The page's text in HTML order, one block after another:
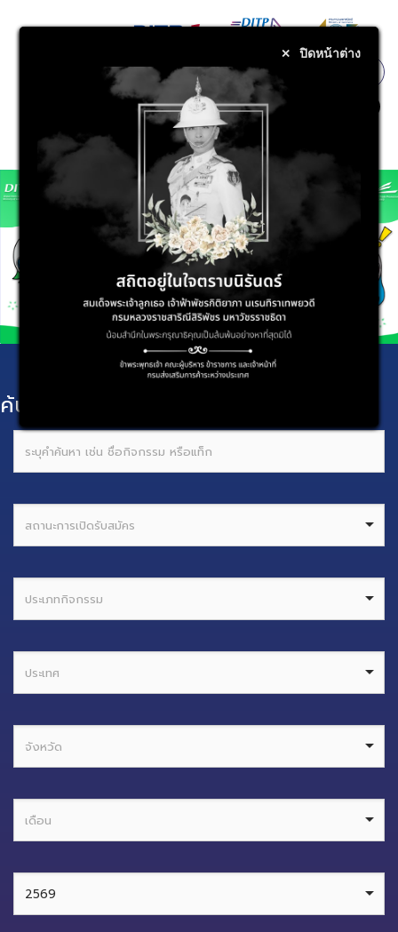
. สำหรับเจ้าหน้าที่
ค้นหากิจกรรม
✕ ปิดหน้าต่าง
✕ ปิดหน้าต่าง